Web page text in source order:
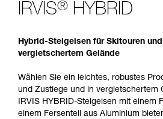
IRVIS® HYBRID
Hybrid-Steigeisen für Skitouren
vergletschertem Gelände
Wählen Sie ein leichtes, robustes
und Zustiege und in vergletschertem
IRVIS HYBRID-Steigeisen mit einem
einem Fersenteil aus Aluminium